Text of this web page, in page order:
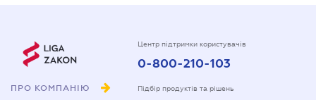
ПРО КОМПАНІЮ
Центр підтримки користувачів
0-800-210-103
Підбір продуктів та рішень